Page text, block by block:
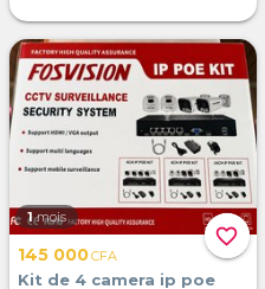
favorite_border
1 mois
145 000CFA
Kit de 4 camera ip poe